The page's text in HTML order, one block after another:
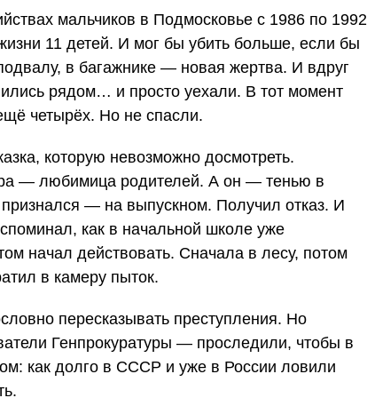
мальчиков в Подмосковье с 1986 по 1992
11 детей. И мог бы убить больше, если бы
в багажнике — новая жертва. И вдруг
рядом… и просто уехали. В тот момент
четырёх. Но не спасли.
которую невозможно досмотреть.
— любимица родителей. А он — тенью в
— на выпускном. Получил отказ. И
как в начальной школе уже
начал действовать. Сначала в лесу, потом
в камеру пыток.
пересказывать преступления. Но
Генпрокуратуры — проследили, чтобы в
как долго в СССР и уже в России ловили